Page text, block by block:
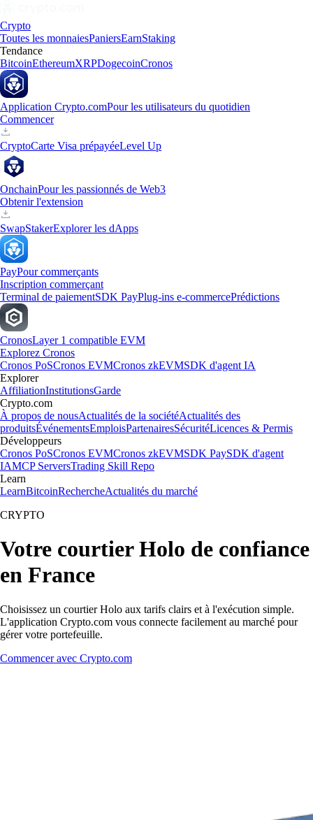
Crypto
Toutes les monnaiesPaniersEarnStaking
Tendance
BitcoinEthereumXRPDogecoinCronos
Application Crypto.comPour les utilisateurs du quotidien
Commencer
CryptoCarte Visa prépayéeLevel Up
OnchainPour les passionnés de Web3
Obtenir l'extension
SwapStakerExplorer les dApps
PayPour commerçants
Inscription commerçant
Terminal de paiementSDK PayPlug-ins e-commercePrédictions
CronosLayer 1 compatible EVM
Explorez Cronos
Cronos PoSCronos EVMCronos zkEVMSDK d'agent IA
Explorer
AffiliationInstitutionsGarde
Crypto.com
À propos de nousActualités de la sociétéActualités des
produitsÉvénementsEmploisPartenairesSécuritéLicences & Permis
Développeurs
Cronos PoSCronos EVMCronos zkEVMSDK PaySDK d'agent
IAMCP ServersTrading Skill Repo
Learn
LearnBitcoinRechercheActualités du marché
CRYPTO
Votre courtier Holo de confiance
en France
Choisissez un courtier Holo aux tarifs clairs et à l'exécution simple.
L'application Crypto.com vous connecte facilement au marché pour
gérer votre portefeuille.
Commencer avec Crypto.com